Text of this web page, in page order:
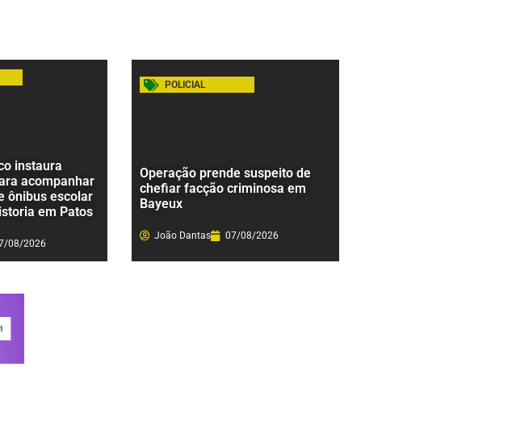
instaura
acompanhar
ônibus escolar
em Patos
08/2026
POLICIAL
Operação prende suspeito de
chefiar facção criminosa em
Bayeux
João Dantas 07/08/2026